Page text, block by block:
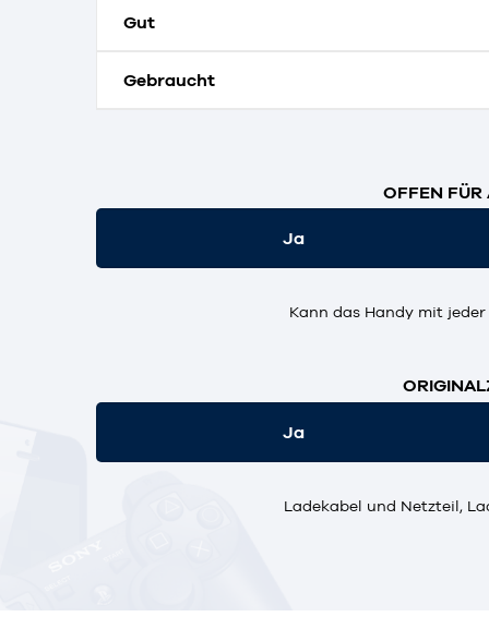
Gut
Gebraucht
OFFEN FÜR
Ja
Kann das Handy mit
Ja
Ladekabel und Netzteil,